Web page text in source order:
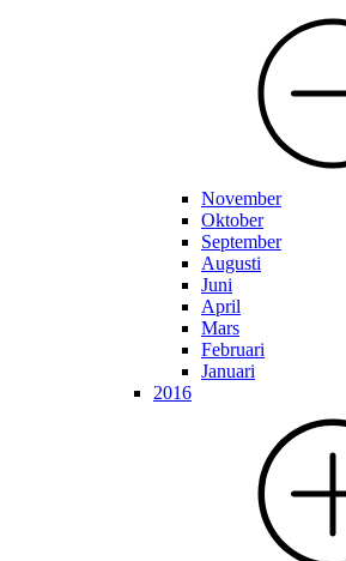
November
Oktober
September
Augusti
Juni
April
Mars
Februari
Januari
2016